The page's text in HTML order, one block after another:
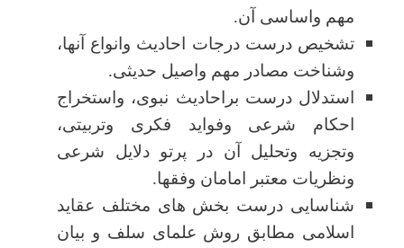
مهم واساسی آن.
تشخیص درست درجات احادیث وانواع آنها،
وشناخت مصادر مهم واصیل حدیثی.
استدلال درست براحادیث نبوی، واستخراج
احکام شرعی وفواید فکری وتربیتی،
وتجزیه وتحلیل آن در پرتو دلایل شرعی
ونظریات معتبر امامان وفقها.
شناسایی درست بخش های مختلف عقاید
اسلامی مطابق روش علمای سلف و بیان